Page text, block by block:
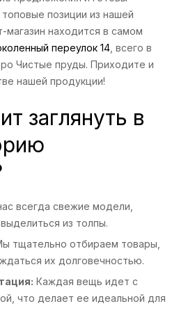
позиции из нашей
магазин находится в самом
переулок 14, всего в
Чистые пруды. Приходите и
нашей продукции!
заглянуть в
всегда свежие модели,
из толпы.
тщательно отбираем товары,
их долговечностью.
Каждая вещь идет с
что делает ее идеальной для